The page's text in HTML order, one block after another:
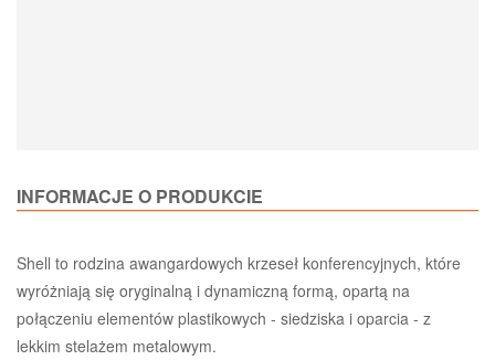
INFORMACJE O PRODUKCIE
Shell to rodzina awangardowych krzeseł konferencyjnych, które
wyróżniają się oryginalną i dynamiczną formą, opartą na
połączeniu elementów plastikowych - siedziska i oparcia - z
lekkim stelażem metalowym.